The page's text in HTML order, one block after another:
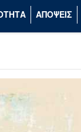
ΑΠΟΨΕΙΣ